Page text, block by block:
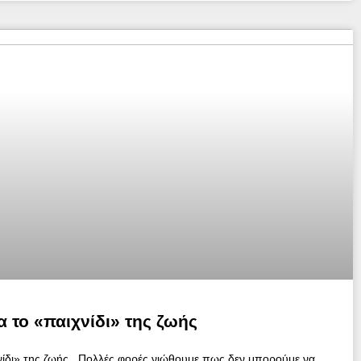
το «παιχνίδι» της ζωής